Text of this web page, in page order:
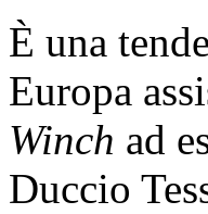
È una
Europa
Winch ad
Duccio